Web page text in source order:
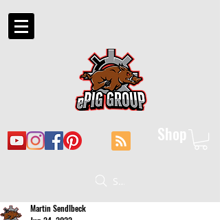
Shop
Suche
Martin Sendlbeck